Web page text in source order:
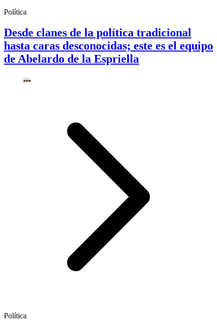
Política
Desde clanes de la política tradicional
hasta caras desconocidas; este es el equipo
de Abelardo de la Espriella
Política